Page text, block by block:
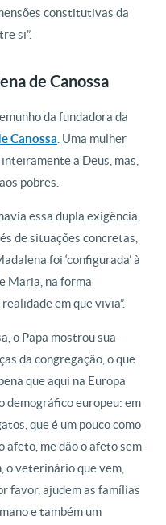
constitutivas da
si”.
de Canossa
da fundadora da
Canossa . Uma mulher
a Deus, mas,
pobres.
essa dupla exigência,
de situações concretas,
foi ‘configurada’ à
Maria, na forma
em que vivia”.
o Papa mostrou sua
da congregação, o que
que aqui na Europa
demográfico europeu: em
que é um pouco como
afeto, me dão o afeto sem
o veterinário que vem,
favor, ajudem as famílias
e também um